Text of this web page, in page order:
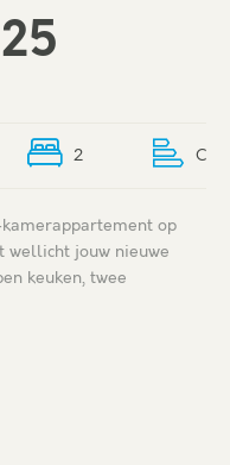
2 C
op
wellicht jouw nieuwe
keuken, twee